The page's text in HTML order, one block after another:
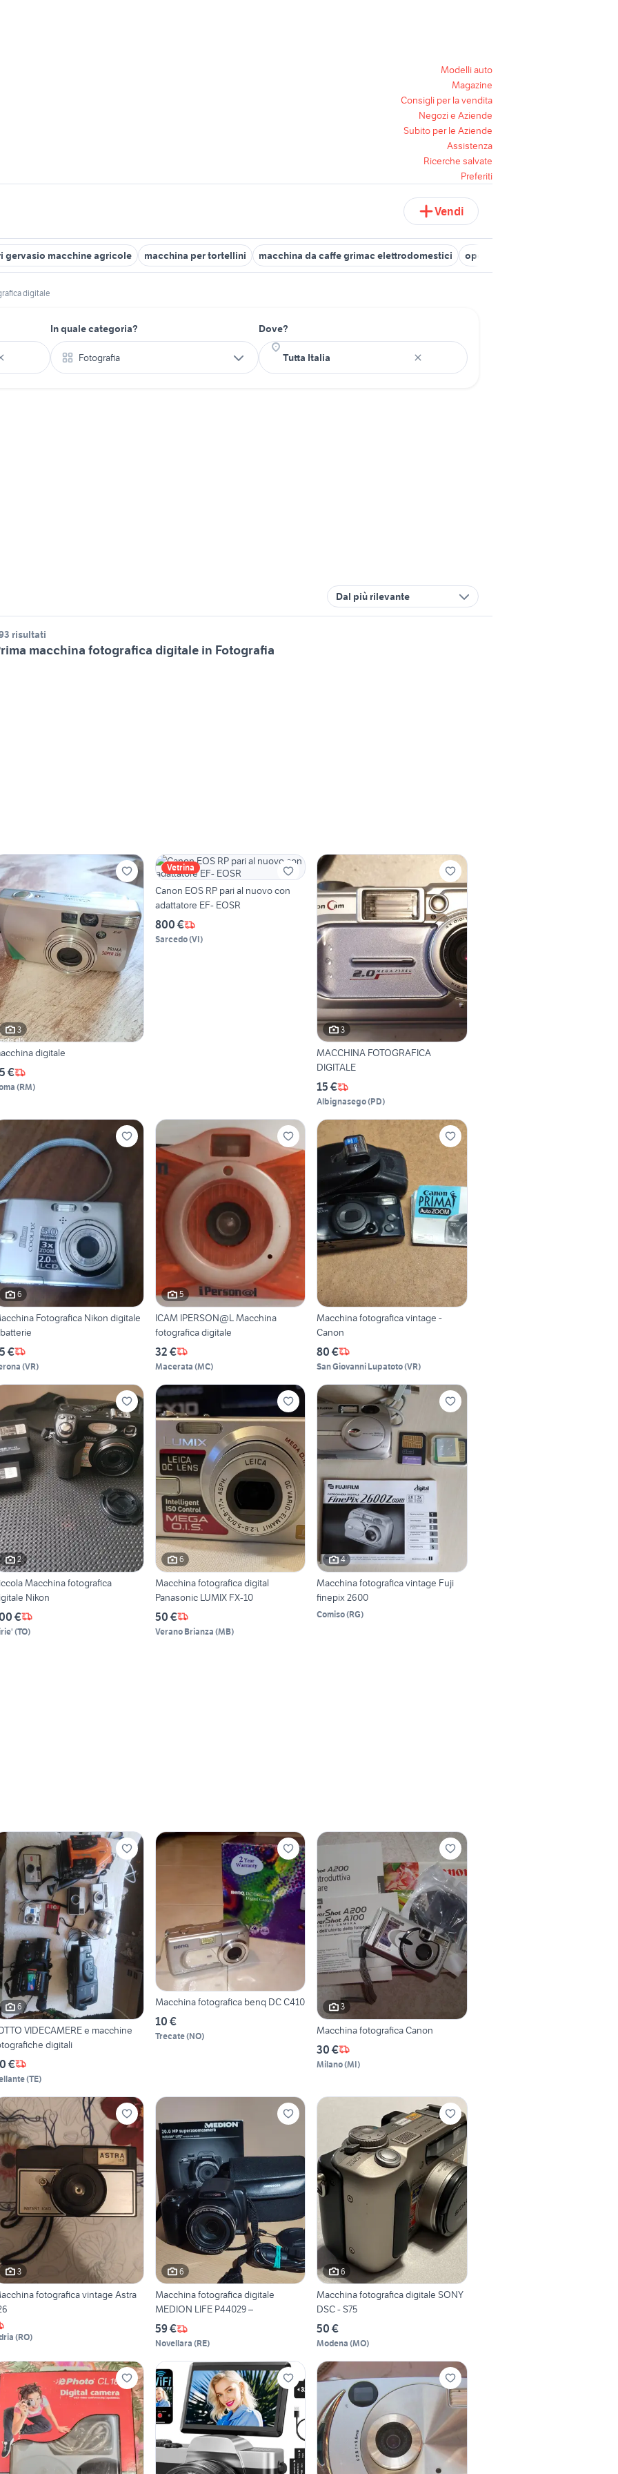
Modelli auto
Magazine
Consigli per la vendita
Negozi e Aziende
Subito per le Aziende
Assistenza
Ricerche salvate
Preferiti
Vendi
gervasio macchine agricole macchina per tortellini macchina da caffe grimac elettrodomestici opel agila prima serie usata
digitale
In quale categoria?
Fotografia
Dove?
Dal più rilevante
risultati
macchina fotografica digitale in Fotografia
3
digitale
€
(RM)
Vetrina
Canon EOS RP pari al nuovo con
adattatore EF- EOSR
800 €
Sarcedo(VI)
3
MACCHINA FOTOGRAFICA
DIGITALE
15 €
Albignasego(PD)
6
Fotografica Nikon digitale
€
(VR)
5
ICAM IPERSON@L Macchina
fotografica digitale
32 €
Macerata (MC)
Macchina fotografica vintage -
Canon
80 €
San Giovanni Lupatoto(VR)
2
Macchina fotografica
Nikon
€
(TO)
6
Macchina fotografica digital
Panasonic LUMIX FX-10
50 €
Verano Brianza (MB)
4
Macchina fotografica vintage Fuji
finepix 2600
Comiso(RG)
6
VIDECAMERE e macchine
digitali
€
(TE)
Macchina fotografica benq DC C410
10 €
Trecate(NO)
3
Macchina fotografica Canon
30 €
Milano(MI)
3
fotografica vintage Astra
(RO)
6
Macchina fotografica digitale
MEDION LIFE P44029 –
59 €
Novellara (RE)
6
Macchina fotografica digitale SONY
DSC - S75
50 €
Modena (MO)